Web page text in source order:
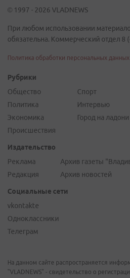
© 1997 - 2026 VLADNEWS
При любом использовании
обязательна. Коммерческий отдел 8
Политика обработки персональных данных
Рубрики
Общество
Политика
Экономика
Происшествия
Спорт
Интервью
Город на ладони
Издательство
Реклама
Редакция
Архив газеты
Архив новостей
Социальные сети
vkontakte
Одноклассники
Телеграм
На данном сайте распространяется
"VLADNEWS" - свидетельство о